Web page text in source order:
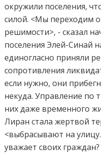
окружили поселения,
силой. <Мы переходим
решимости>, - сказал
поселения Элей-Синай
единогласно приняли
сопротивления
если нужно, они
некуда. Управление по
них даже временного
Лиран стала жертвой
<выбрасывают на
уважает своих